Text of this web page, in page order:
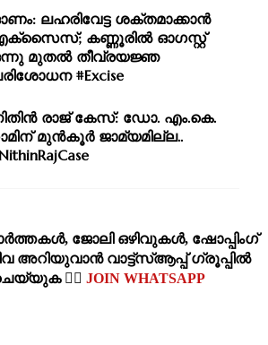
ലഹരിവേട്ട ശക്തമാക്കാൻ
കണ്ണൂരിൽ ഓഗസ്റ്റ്
മുതൽ തീവ്രയജ്ഞ
#Excise
രാജ് കേസ്: ഡോ. എം.കെ.
മുൻകൂർ ജാമ്യമില്ല..
ജോലി ഒഴിവുകള്‍, ഷോപ്പിംഗ്‌
അറിയുവാന്‍ വാട്ട്സ്ആപ്പ് ഗ്രൂപ്പില്‍
👉🏽 JOIN WHATSAPP